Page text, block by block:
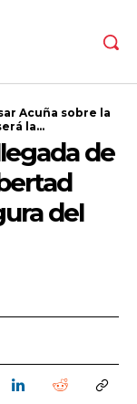
Acuña sobre la
la...
de
del